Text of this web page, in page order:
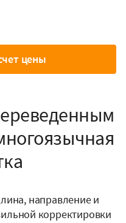
цены
направление и
корректировки